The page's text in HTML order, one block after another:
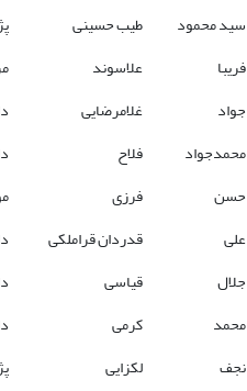
سید محمود
طیب حسینی
فریبا
علاسوند
جواد
غلامرضایی
محمدجواد
فلاح
حسن
فرزی
علی
قدردان قراملکی
جلال
قیاسی
محمد
کرمی
نجف
لکزایی